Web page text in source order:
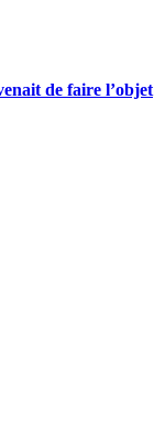
de faire l’objet